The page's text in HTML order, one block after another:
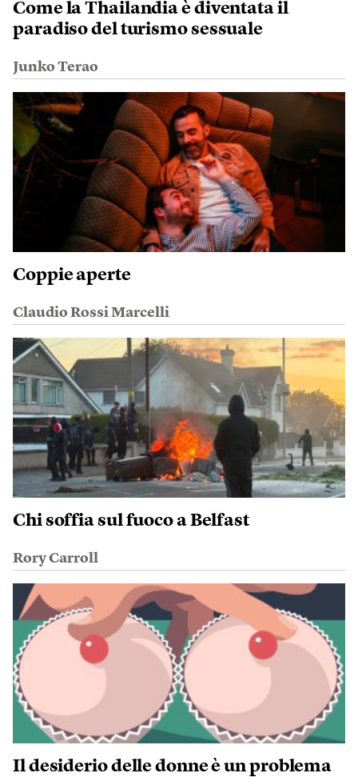
Come la Thailandia è diventata il
paradiso del turismo sessuale
Junko Terao
Coppie aperte
Claudio Rossi Marcelli
Chi soffia sul fuoco a Belfast
Rory Carroll
Il desiderio delle donne è un problema